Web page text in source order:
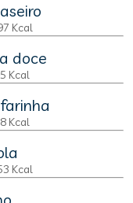
Kcal
doce
Kcal
Kcal
Kcal